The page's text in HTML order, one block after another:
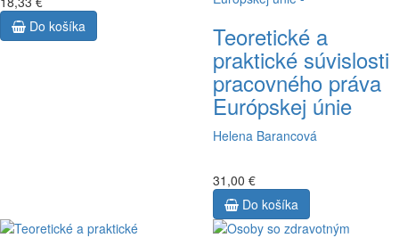
Do košíka
Teoretické a
praktické súvislosti
pracovného práva
Európskej únie
Helena Barancová
31,00 €
Do košíka